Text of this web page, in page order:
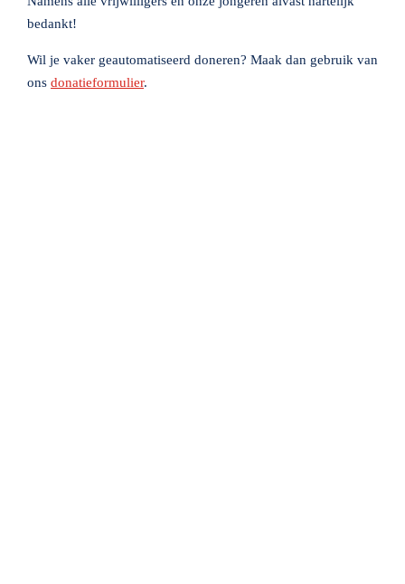
bedankt!
Wil je vaker geautomatiseerd doneren? Maak dan gebruik van
ons donatieformulier.